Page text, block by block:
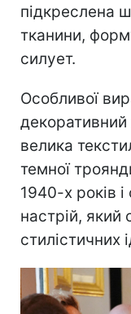
підкреслена
тканини,
силует.
Особливої
декоративний
велика
темної
1940-х років
настрій, який
стилістичних